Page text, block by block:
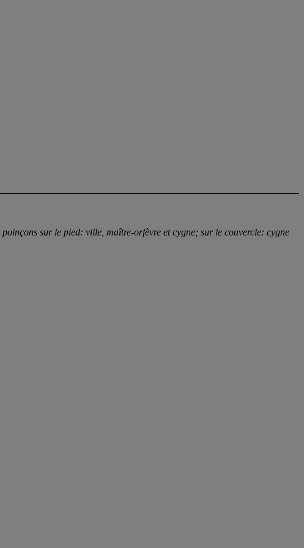
poinçons sur le pied: ville, maître-orfèvre et cygne; sur le couvercle: cygne